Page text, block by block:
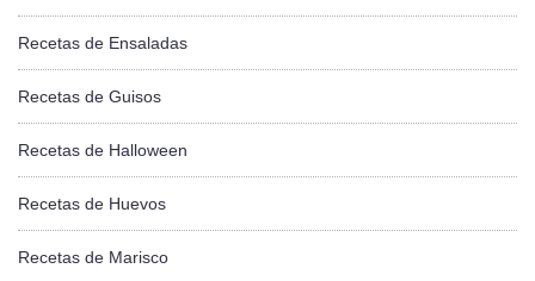
Recetas de Ensaladas
Recetas de Guisos
Recetas de Halloween
Recetas de Huevos
Recetas de Marisco